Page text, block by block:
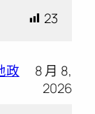
23
政
8 月 8,
2026